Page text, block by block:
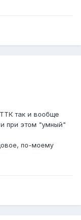
так и вообще
при этом "умный"
по-моему